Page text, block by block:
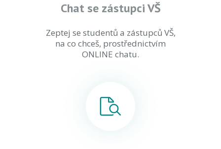
Chat se zástupci VŠ
Zeptej se studentů a zástupců VŠ,
na co chceš, prostřednictvím
ONLINE chatu.